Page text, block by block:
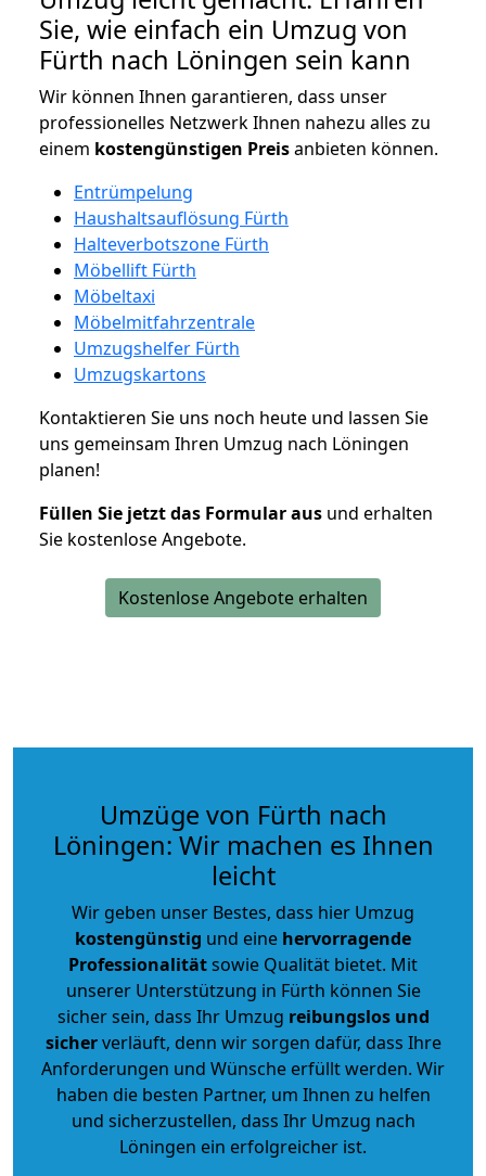
Sie, wie einfach ein Umzug von
Fürth nach Löningen sein kann
Wir können Ihnen garantieren, dass unser
professionelles Netzwerk Ihnen nahezu alles zu
einem kostengünstigen Preisanbieten können.
Entrümpelung
Haushaltsauflösung Fürth
Halteverbotszone Fürth
Möbellift Fürth
Möbeltaxi
Möbelmitfahrzentrale
Umzugshelfer Fürth
Umzugskartons
Kontaktieren Sie uns noch heute und lassen Sie
uns gemeinsam Ihren Umzug nach Löningen
planen!
Füllen Sie jetzt das Formular aus und erhalten
Sie kostenlose Angebote.
Kostenlose Angebote erhalten
Umzüge von Fürth nach
Löningen: Wir machen es Ihnen
leicht
Wir geben unser Bestes, dass hier Umzug
kostengünstig und eine hervorragende
Professionalitätsowie Qualität bietet. Mit
unserer Unterstützung in Fürth können Sie
sicher sein, dass Ihr Umzug reibungslos und
sicherverläuft, denn wir sorgen dafür, dass Ihre
Anforderungen und Wünsche erfüllt werden. Wir
haben die besten Partner, um Ihnen zu helfen
und sicherzustellen, dass Ihr Umzug nach
Löningen ein erfolgreicher ist.